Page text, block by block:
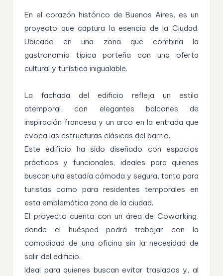
En el corazón histórico de Buenos Aires, es un
proyecto que captura la esencia de la Ciudad.
Ubicado en una zona que combina la
gastronomía típica porteña con una oferta
cultural y turística inigualable.
La fachada del edificio refleja un estilo
atemporal, con elegantes balcones de
inspiración francesa y un arco en la entrada que
evoca las estructuras clásicas del barrio.
Este edificio ha sido diseñado con espacios
prácticos y funcionales, ideales para quienes
buscan una estadía cómoda y segura, tanto para
turistas como para residentes temporales en
esta emblemática zona de la ciudad.
El proyecto cuenta con un área de Coworking,
donde el huésped podrá trabajar con la
comodidad de una oficina sin la necesidad de
salir del edificio.
Ideal para quienes buscan evitar traslados y, al